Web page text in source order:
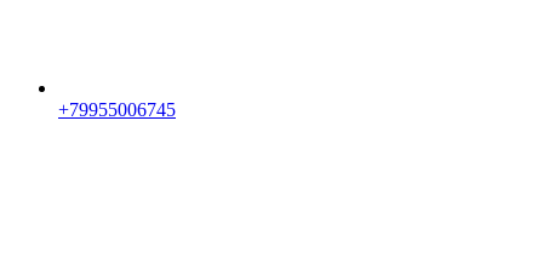
+79955006745